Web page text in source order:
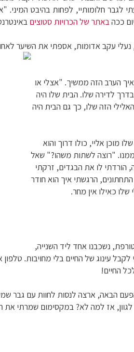
חלומותיי, לפחות בהיבט המיני.
ככהבאתר של הכרויות סטוצים
עקב אדומות, אספתי את השיער
הערב הזה ממשיך. "אצלי או
לדירה שלו. הבית שלו היה
הזה שלו, כך גם הבית היה
מוכן אליי, כולו דרוך והוא
"רוצה לשתות משהו?" שאל
הורדתי לו את הבגדים, זרקתי
הרגשתי איך הוא חודר
שלו כאילו אין מחר.
נשכבנו אחד ליד השנייה,
עינוג של החיים בלי מחויבות.
החיים!
הבאה, ארצה לנסות לחוות עם גבר
אז למה לא? במקסימום שמרתי את